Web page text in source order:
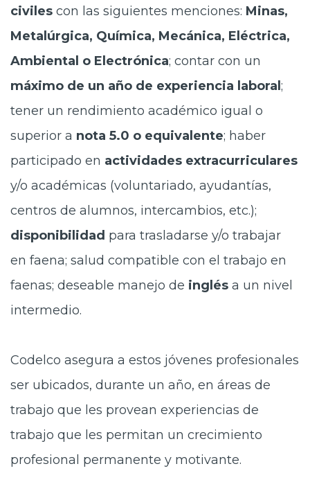
civiles con las siguientes menciones: Minas,
Metalúrgica, Química, Mecánica, Eléctrica,
Ambiental o Electrónica; contar con un
máximo de un año de experiencia laboral ;
tener un rendimiento académico igual o
superior a nota 5.0 o equivalente; haber
participado en actividades extracurriculares
y/o académicas (voluntariado, ayudantías,
centros de alumnos, intercambios, etc.);
disponibilidad para trasladarse y/o trabajar
en faena; salud compatible con el trabajo en
faenas; deseable manejo de inglés a un nivel
intermedio.
Codelco asegura a estos jóvenes profesionales
ser ubicados, durante un año, en áreas de
trabajo que les provean experiencias de
trabajo que les permitan un crecimiento
profesional permanente y motivante.